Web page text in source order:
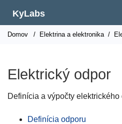
KyLabs
Domov / Elektrina a elektronika /
Elektrický odpor
Definícia a výpočty elektrického
Definícia odporu